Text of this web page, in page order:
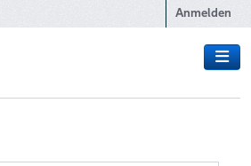
Anmelden